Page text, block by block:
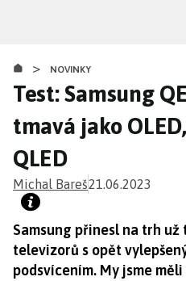
obsahu
> NOVINKY
Test: Samsung
tmavá jako
QLED
Michal Bareš21.06.2023
Samsung přinesl na trh
televizorů s opět
podsvícením. My jsme